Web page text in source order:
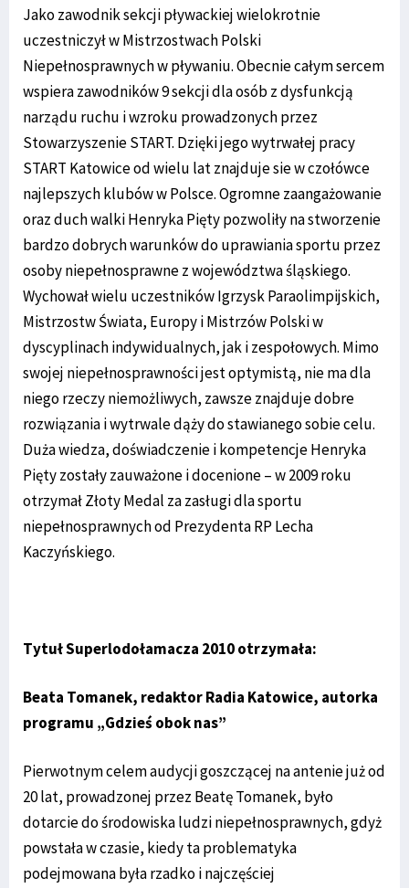
Jako zawodnik sekcji pływackiej wielokrotnie
uczestniczył w Mistrzostwach Polski
Niepełnosprawnych w pływaniu. Obecnie całym sercem
wspiera zawodników 9 sekcji dla osób z dysfunkcją
narządu ruchu i wzroku prowadzonych przez
Stowarzyszenie START. Dzięki jego wytrwałej pracy
START Katowice od wielu lat znajduje sie w czołówce
najlepszych klubów w Polsce. Ogromne zaangażowanie
oraz duch walki Henryka Pięty pozwoliły na stworzenie
bardzo dobrych warunków do uprawiania sportu przez
osoby niepełnosprawne z województwa śląskiego.
Wychował wielu uczestników Igrzysk Paraolimpijskich,
Mistrzostw Świata, Europy i Mistrzów Polski w
dyscyplinach indywidualnych, jak i zespołowych. Mimo
swojej niepełnosprawności jest optymistą, nie ma dla
niego rzeczy niemożliwych, zawsze znajduje dobre
rozwiązania i wytrwale dąży do stawianego sobie celu.
Duża wiedza, doświadczenie i kompetencje Henryka
Pięty zostały zauważone i docenione – w 2009 roku
otrzymał Złoty Medal za zasługi dla sportu
niepełnosprawnych od Prezydenta RP Lecha
Kaczyńskiego.
Tytuł Superlodołamacza 2010 otrzymała:
Beata Tomanek, redaktor Radia Katowice, autorka
programu „Gdzieś obok nas”
Pierwotnym celem audycji goszczącej na antenie już od
20 lat, prowadzonej przez Beatę Tomanek, było
dotarcie do środowiska ludzi niepełnosprawnych, gdyż
powstała w czasie, kiedy ta problematyka
podejmowana była rzadko i najczęściej